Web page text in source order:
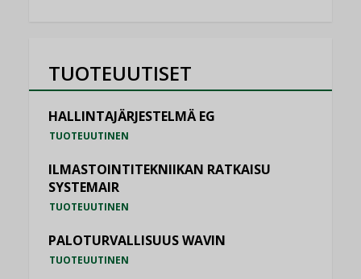
TUOTEUUTISET
HALLINTAJÄRJESTELMÄ EG
TUOTEUUTINEN
ILMASTOINTITEKNIIKAN RATKAISU
SYSTEMAIR
TUOTEUUTINEN
PALOTURVALLISUUS WAVIN
TUOTEUUTINEN